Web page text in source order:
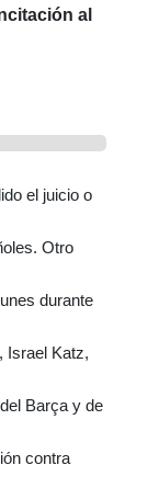
al
el juicio o
Otro
durante
Israel Katz,
Barça y de
contra